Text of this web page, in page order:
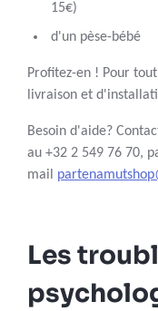
15€)
d'un pèse-bébé
Profitez-en ! Pour
livraison et
Besoin d'aide?
au +32 2 549 76 70,
mail
Les